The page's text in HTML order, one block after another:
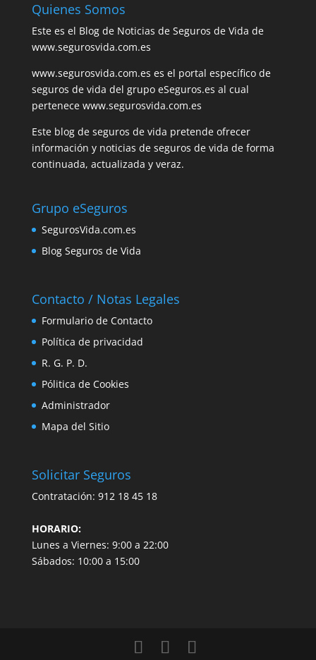
Quienes Somos
Este es el Blog de Noticias de Seguros de Vida de
www.segurosvida.com.es
www.segurosvida.com.es es el portal específico de
seguros de vida del grupo eSeguros.es al cual
pertenece www.segurosvida.com.es
Este blog de seguros de vida pretende ofrecer
información y noticias de seguros de vida de forma
continuada, actualizada y veraz.
Grupo eSeguros
SegurosVida.com.es
Blog Seguros de Vida
Contacto / Notas Legales
Formulario de Contacto
Política de privacidad
R. G. P. D.
Pólitica de Cookies
Administrador
Mapa del Sitio
Solicitar Seguros
Contratación: 912 18 45 18
HORARIO:
Lunes a Viernes: 9:00 a 22:00
Sábados: 10:00 a 15:00